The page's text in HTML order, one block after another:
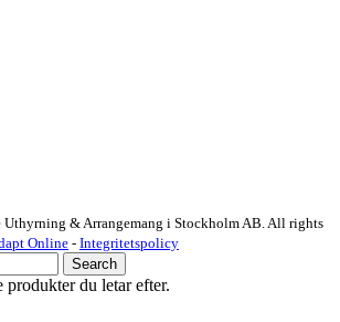
& Arrangemang i Stockholm AB. All rights
Online - Integritetspolicy
Search
du letar efter.